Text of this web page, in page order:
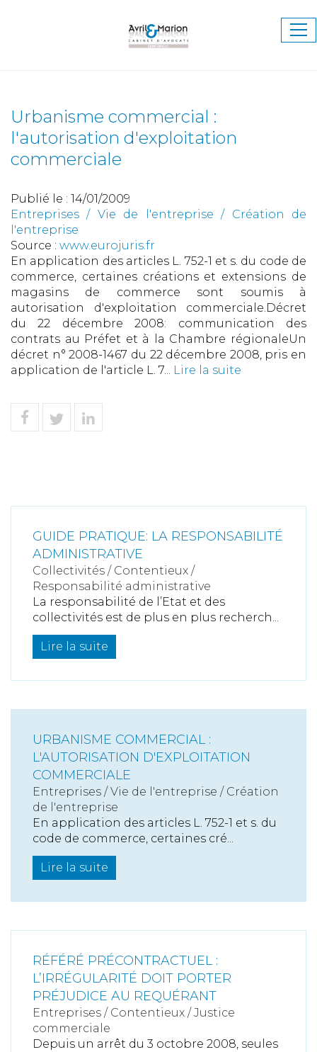
Urbanisme commercial :
l'autorisation d'exploitation
commerciale
Publié le : 14/01/2009
Entreprises / Vie de l'entreprise / Création de
l'entreprise
Source : www.eurojuris.fr
En application des articles L. 752-1 et s. du code de
commerce, certaines créations et extensions de
magasins de commerce sont soumis à
autorisation d'exploitation commerciale.Décret
du 22 décembre 2008: communication des
contrats au Préfet et à la Chambre régionaleUn
décret n° 2008-1467 du 22 décembre 2008, pris en
application de l'article L. 7... Lire la suite
GUIDE PRATIQUE: LA RESPONSABILITÉ
ADMINISTRATIVE
Collectivités / Contentieux /
Responsabilité administrative
La responsabilité de l’Etat et des
collectivités est de plus en plus recherch...
Lire la suite
URBANISME COMMERCIAL :
L'AUTORISATION D'EXPLOITATION
COMMERCIALE
Entreprises /Vie de l'entreprise / Création
de l'entreprise
En application des articles L. 752-1 et s. du
code de commerce, certaines cré...
Lire la suite
RÉFÉRÉ PRÉCONTRACTUEL :
L’IRRÉGULARITÉ DOIT PORTER
PRÉJUDICE AU REQUÉRANT
Entreprises / Contentieux /Justice
commerciale
Depuis un arrêt du 3 octobre 2008, seules